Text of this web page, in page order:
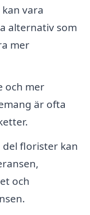
vara
alternativ som
mer
och mer
är ofta
del florister kan
och